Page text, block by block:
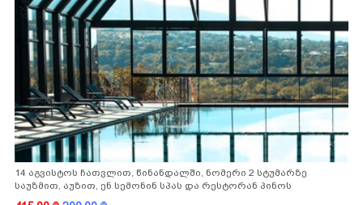
14 აგვისტოს ჩათვლით, წინანდალში, ნომერი 2 სტუმარზე
საუზმით, აუზით, ენ სემონინ სპას და რესტორან პინოს
ფასდაკლებით